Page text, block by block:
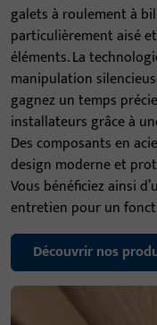
galets à roulement à
particulièrement aisé
éléments. La
manipulation
gagnez un temps
installateurs grâce à
Des composants en
design moderne et
Vous bénéficiez ainsi
entretien pour un
Découvrir nos